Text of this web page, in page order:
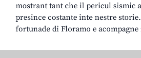
mostrant tant che il pericul sismic
presince costante inte nestre
fortunade di Floramo e